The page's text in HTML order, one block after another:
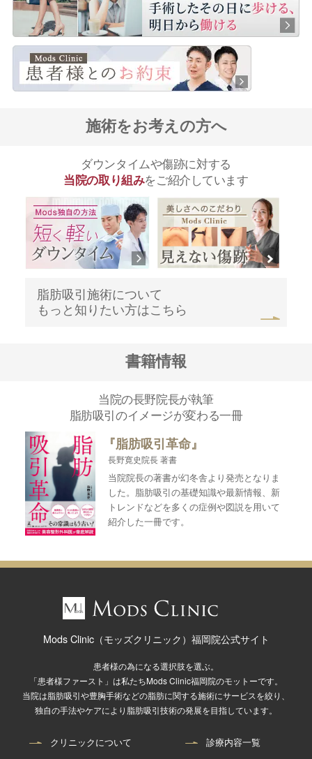
施術をお考えの方へ
ダウンタイムや傷跡に対する
当院の取り組みをご紹介しています
脂肪吸引施術について
もっと知りたい方はこちら
書籍情報
当院の長野院長が執筆
脂肪吸引のイメージが変わる一冊
『脂肪吸引革命』
長野寛史院長 著書
当院院長の著書が幻冬舎より発売となりま
した。脂肪吸引の基礎知識や最新情報、新
トレンドなどを多くの症例や図説を用いて
紹介した一冊です。
Mods Clinic（モッズクリニック）福岡院公式サイト
患者様の為になる選択肢を選ぶ。
「患者様ファースト」は私たちMods Clinic福岡院のモットーです。
当院は脂肪吸引や豊胸手術などの脂肪に関する施術にサービスを絞り、
独自の手法やケアにより脂肪吸引技術の発展を目指しています。
クリニックについて 診療内容一覧